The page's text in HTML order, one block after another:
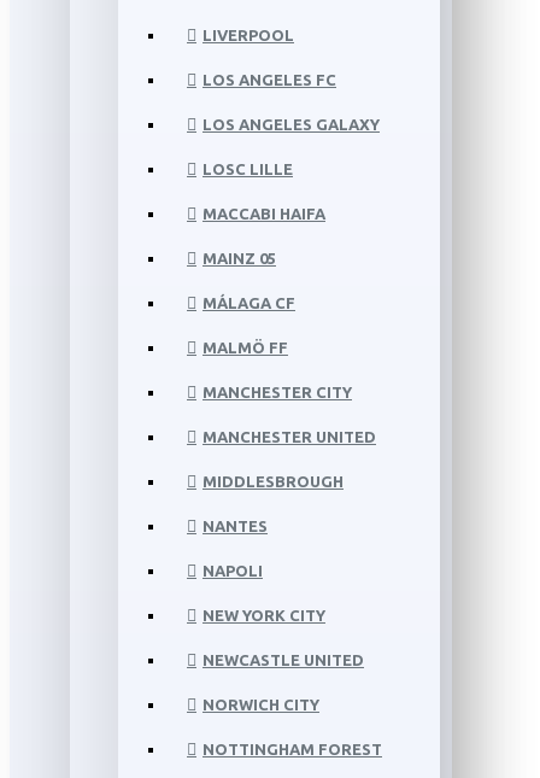
LIVERPOOL
LOS ANGELES FC
LOS ANGELES GALAXY
LOSC LILLE
MACCABI HAIFA
MAINZ 05
MÁLAGA CF
MALMÖ FF
MANCHESTER CITY
MANCHESTER UNITED
MIDDLESBROUGH
NANTES
NAPOLI
NEW YORK CITY
NEWCASTLE UNITED
NORWICH CITY
NOTTINGHAM FOREST